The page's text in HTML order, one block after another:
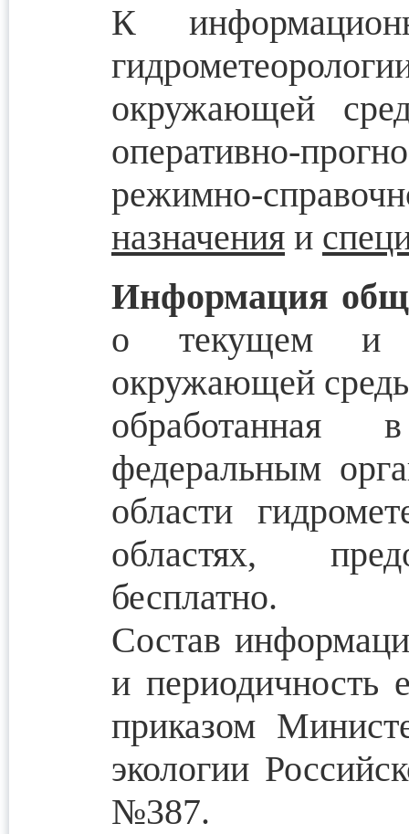
К
окружающей
оперативно-
режимно-
назначения и
Информация
о текущем и
окружающей
обработанная
федеральным
области
областях,
бесплатно.
Состав
и периодичность
приказом
экологии
№387.